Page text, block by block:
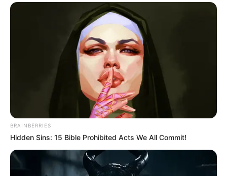
BRAINBERRIES
Hidden Sins: 15 Bible Prohibited Acts We All Commit!